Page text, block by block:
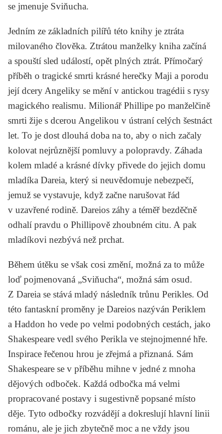
se jmenuje Sviňucha.
Jedním ze základních pilířů této knihy je ztráta
milovaného člověka. Ztrátou manželky kniha začíná
a spouští sled událostí, opět plných ztrát. Přímočarý
příběh o tragické smrti krásné herečky Maji a porodu
její dcery Angeliky se mění v antickou tragédii s rysy
magického realismu. Milionář Phillipe po manželčině
smrti žije s dcerou Angelikou v ústraní celých šestnáct
let. To je dost dlouhá doba na to, aby o nich začaly
kolovat nejrůznější pomluvy a polopravdy. Záhada
kolem mladé a krásné dívky přivede do jejich domu
mladíka Dareia, který si neuvědomuje nebezpečí,
jemuž se vystavuje, když začne narušovat řád
v uzavřené rodině. Dareios záhy a téměř bezděčně
odhalí pravdu o Phillipově zhoubném citu. A pak
mladíkovi nezbývá než prchat.
Během útěku se však cosi změní, možná za to může
loď pojmenovaná „Sviňucha“, možná sám osud.
Z Dareia se stává mladý následník trůnu Perikles. Od
této fantaskní proměny je Dareios nazýván Periklem
a Haddon ho vede po velmi podobných cestách, jako
Shakespeare vedl svého Perikla ve stejnojmenné hře.
Inspirace řečenou hrou je zřejmá a přiznaná. Sám
Shakespeare se v příběhu mihne v jedné z mnoha
dějových odboček. Každá odbočka má velmi
propracované postavy i sugestivně popsané místo
děje. Tyto odbočky rozvádějí a dokreslují hlavní linii
románu, ale je jich zbytečně moc a ne vždy jsou